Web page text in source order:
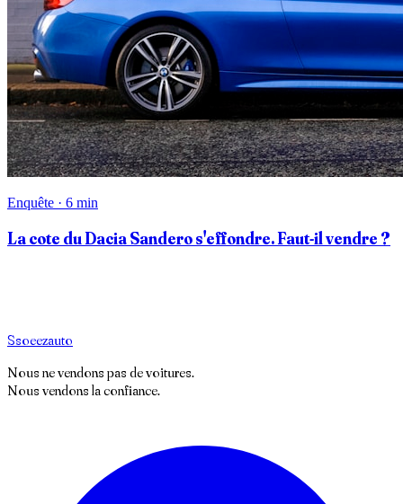
Enquête · 6 min
La cote du Dacia Sandero s'effondre. Faut-il vendre ?
Ssoeezauto
Nous ne vendons pas de voitures.
Nous vendons la confiance.